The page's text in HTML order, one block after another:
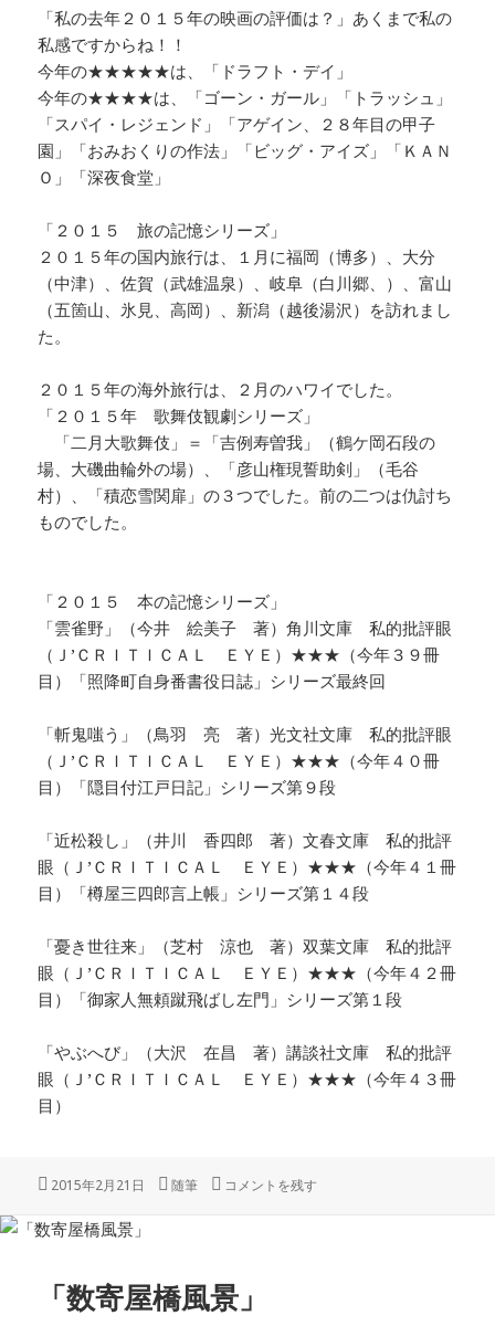
「私の去年２０１５年の映画の評価は？」あくまで私の
私感ですからね！！
今年の★★★★★は、「ドラフト・デイ」
今年の★★★★は、「ゴーン・ガール」「トラッシュ」
「スパイ・レジェンド」「アゲイン、２８年目の甲子
園」「おみおくりの作法」「ビッグ・アイズ」「ＫＡＮ
Ｏ」「深夜食堂」
「２０１５ 旅の記憶シリーズ」
２０１５年の国内旅行は、１月に福岡（博多）、大分
（中津）、佐賀（武雄温泉）、岐阜（白川郷、）、富山
（五箇山、氷見、高岡）、新潟（越後湯沢）を訪れまし
た。
２０１５年の海外旅行は、２月のハワイでした。
「２０１５年 歌舞伎観劇シリーズ」
「二月大歌舞伎」＝「吉例寿曽我」（鶴ケ岡石段の
場、大磯曲輪外の場）、「彦山権現誓助剣」（毛谷
村）、「積恋雪関扉」の３つでした。前の二つは仇討ち
ものでした。
「２０１５ 本の記憶シリーズ」
「雲雀野」（今井 絵美子 著）角川文庫 私的批評眼
（Ｊ’ＣＲＩＴＩＣＡＬ ＥＹＥ）★★★（今年３９冊
目）「照降町自身番書役日誌」シリーズ最終回
「斬鬼嗤う」（鳥羽 亮 著）光文社文庫 私的批評眼
（Ｊ’ＣＲＩＴＩＣＡＬ ＥＹＥ）★★★（今年４０冊
目）「隠目付江戸日記」シリーズ第９段
「近松殺し」（井川 香四郎 著）文春文庫 私的批評
眼（Ｊ’ＣＲＩＴＩＣＡＬ ＥＹＥ）★★★（今年４１冊
目）「樽屋三四郎言上帳」シリーズ第１４段
「憂き世往来」（芝村 涼也 著）双葉文庫 私的批評
眼（Ｊ’ＣＲＩＴＩＣＡＬ ＥＹＥ）★★★（今年４２冊
目）「御家人無頼蹴飛ばし左門」シリーズ第１段
「やぶへび」（大沢 在昌 著）講談社文庫 私的批評
眼（Ｊ’ＣＲＩＴＩＣＡＬ ＥＹＥ）★★★（今年４３冊
目）
投
日:
2015年2月21日
カ
随筆 「二月大歌舞伎」 に
コメントを残す
「数寄屋橋風景」